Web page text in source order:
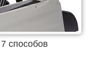
способов